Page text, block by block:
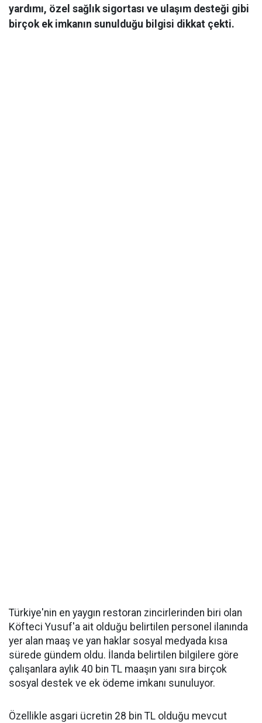
yardımı, özel sağlık sigortası ve ulaşım desteği gibi
birçok ek imkanın sunulduğu bilgisi dikkat çekti.
Türkiye'nin en yaygın restoran zincirlerinden biri olan
Köfteci Yusuf'a ait olduğu belirtilen personel ilanında
yer alan maaş ve yan haklar sosyal medyada kısa
sürede gündem oldu. İlanda belirtilen bilgilere göre
çalışanlara aylık 40 bin TL maaşın yanı sıra birçok
sosyal destek ve ek ödeme imkanı sunuluyor.
Özellikle asgari ücretin 28 bin TL olduğu mevcut